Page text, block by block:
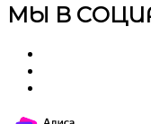
МЫ В